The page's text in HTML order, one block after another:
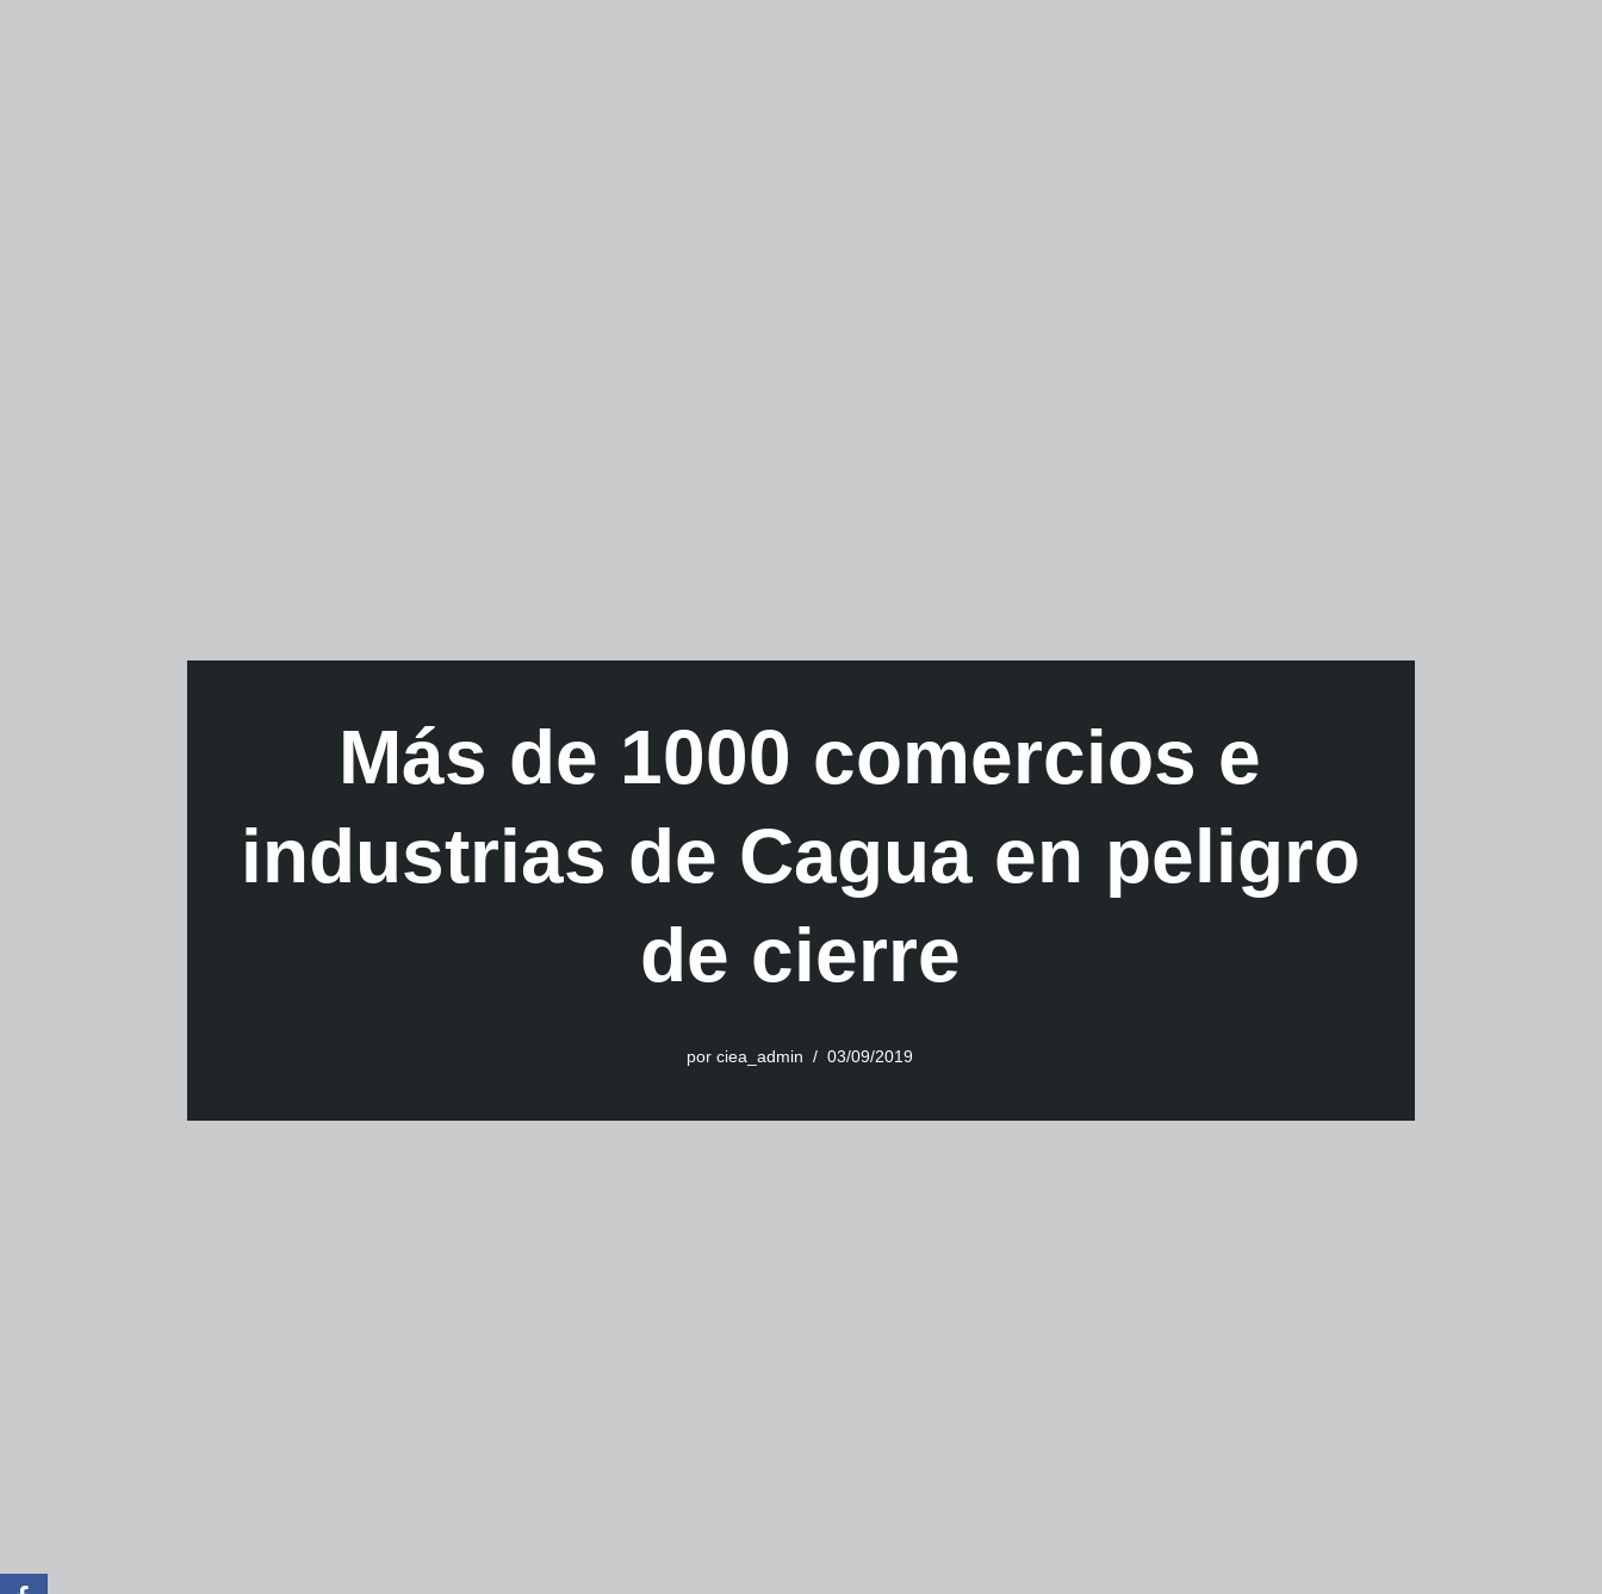
Más de 1000 comercios e
industrias de Cagua en peligro
de cierre
por ciea_admin 03/09/2019